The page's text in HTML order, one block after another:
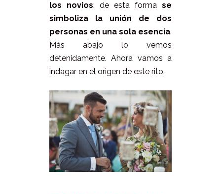
los novios; de esta forma se
simboliza la unión de dos
personas en una sola esencia.
Más abajo lo vemos
detenidamente. Ahora vamos a
indagar en el origen de este rito.